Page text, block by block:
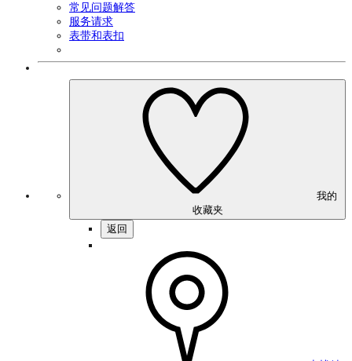
常见问题解答
服务请求
表带和表扣
收藏夹
返回